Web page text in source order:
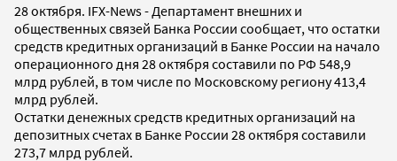
28 октября. IFX-News - Департамент внешних и
общественных связей Банка России сообщает, что остатки
средств кредитных организаций в Банке России на начало
операционного дня 28 октября составили по РФ 548,9
млрд рублей, в том числе по Московскому региону 413,4
млрд рублей.
Остатки денежных средств кредитных организаций на
депозитных счетах в Банке России 28 октября составили
273,7 млрд рублей.